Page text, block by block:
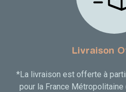
Livraison
*La livraison est offerte à
pour la France